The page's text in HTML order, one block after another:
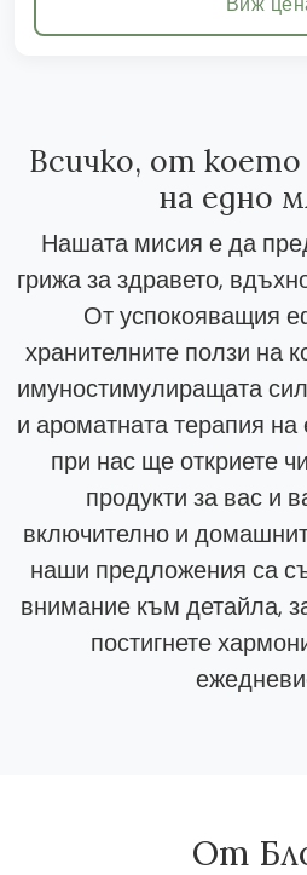
Всичко, от
на едно
Нашата мисия е да
грижа за здравето,
От успокояващия
хранителните ползи на
имуностимулиращата
и ароматната терапия
при нас ще откриете
продукти за вас и
включително и
наши предложения са
внимание към детайла,
постигнете
От